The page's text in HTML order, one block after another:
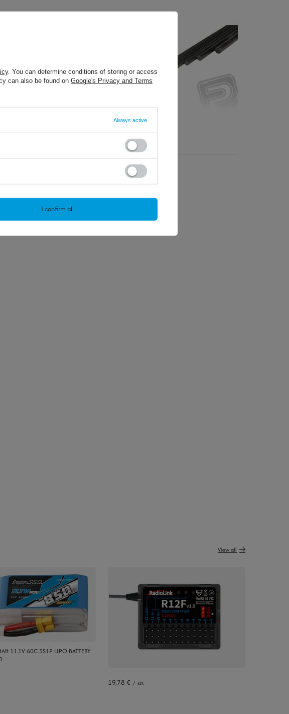
+ Add to compare
View all
11.1V 60C 3S1P LIPO BATTERY
19,78 € / szt.
. You can determine conditions of storing or access
can also be found on Google's Privacy and Terms
Always active
I confirm all